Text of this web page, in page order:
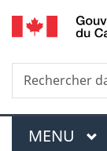
Rechercher
dans
Menu
MENU